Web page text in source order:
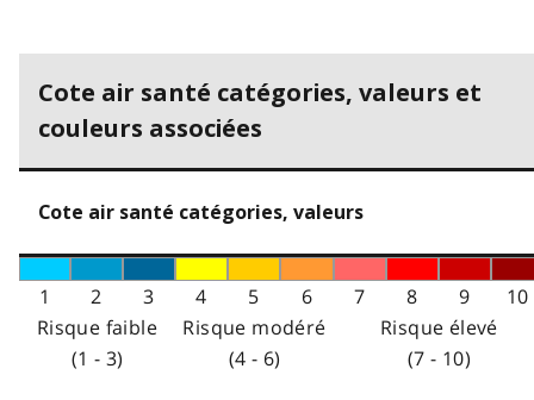
Cote air santé catégories, valeurs et
couleurs associées
Cote air santé catégories, valeurs
1 2 3 4 5 6 7 8 9
10
Risque faible
(1 - 3)
Risque modéré
(4 - 6)
Risque élevé
(7 - 10)